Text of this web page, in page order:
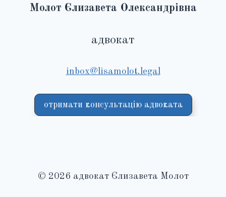
Молот Єлизавета Олександрівна
адвокат
inbox@lisamolot.legal
отримати консультацію адвоката
© 2026 адвокат Єлизавета Молот